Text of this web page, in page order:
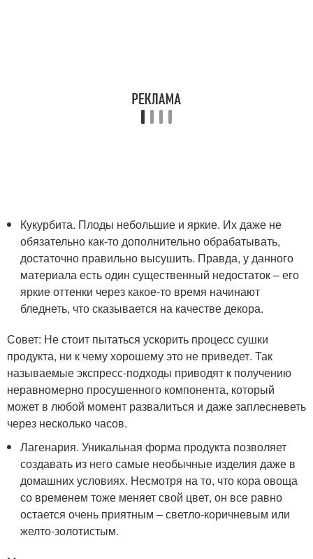
Кукурбита. Плоды небольшие и яркие. Их даже не
обязательно как-то дополнительно обрабатывать,
достаточно правильно высушить. Правда, у данного
материала есть один существенный недостаток – его
яркие оттенки через какое-то время начинают
бледнеть, что сказывается на качестве декора.
Совет: Не стоит пытаться ускорить процесс сушки
продукта, ни к чему хорошему это не приведет. Так
называемые экспресс-подходы приводят к получению
неравномерно просушенного компонента, который
может в любой момент развалиться и даже заплесневеть
через несколько часов.
Лагенария. Уникальная форма продукта позволяет
создавать из него самые необычные изделия даже в
домашних условиях. Несмотря на то, что кора овоща
со временем тоже меняет свой цвет, он все равно
остается очень приятным – светло-коричневым или
желто-золотистым.